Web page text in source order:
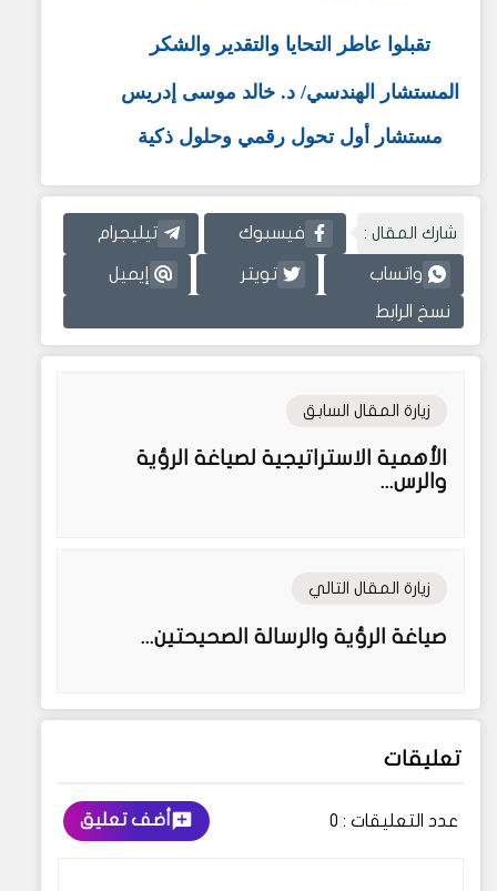
تقبلوا عاطر التحايا والتقدير والشكر
المستشار الهندسي/ د. خالد موسى إدريس
مستشار أول تحول رقمي وحلول ذكية
شارك المقال : فيسبوك تيليجرام
واتساب تويتر إيميل
نسخ الرابط
زيارة المقال السابق
الأهمية الاستراتيجية لصياغة الرؤية
والرس...
زيارة المقال التالي
صياغة الرؤية والرسالة الصحيحتين...
تعليقات
عدد التعليقات : 0 أضف تعليق